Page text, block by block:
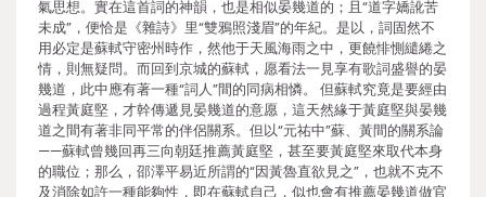
氣思想。實在這首詞的神韻，也是相似晏幾道的；且“道字嬌訛苦
未成”，便恰是《雜詩》里“雙鴉照淺眉”的年紀。是以，詞固然不
用必定是蘇軾守密州時作，然他于天風海雨之中，更饒悱惻繾綣之
情，則無疑問。而回到京城的蘇軾，愿看法一見享有歌詞盛譽的晏
幾道，此中應有著一種“詞人”間的同病相憐。 但蘇軾究竟是要經由
過程黃庭堅，才幹傳遞見晏幾道的意愿，這天然緣于黃庭堅與晏幾
道之間有著非同平常的伴侶關系。但以“元祐中”蘇、黃間的關系論
——蘇軾曾幾回再三向朝廷推薦黃庭堅，甚至要黃庭堅來取代本身
的職位；那么，邵澤平易近所謂的“因黃魯直欲見之”，也就不克不
及消除如許一種能夠性，即在蘇軾自己，似也會有推薦晏幾道做官